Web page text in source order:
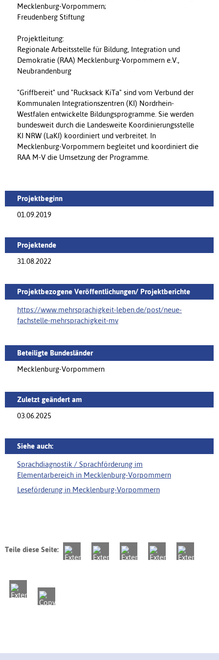
Mecklenburg-Vorpommern;
Freudenberg Stiftung
Projektleitung:
Regionale Arbeitsstelle für Bildung, Integration und
Demokratie (RAA) Mecklenburg-Vorpommern e.V.,
Neubrandenburg
"Griffbereit" und "Rucksack KiTa" sind vom Verbund der
Kommunalen Integrationszentren (KI) Nordrhein-
Westfalen entwickelte Bildungsprogramme. Sie werden
bundesweit durch die Landesweite Koordinierungsstelle
KI NRW (LaKI) koordiniert und verbreitet. In
Mecklenburg-Vorpommern begleitet und koordiniert die
RAA M-V die Umsetzung der Programme.
Projektbeginn
01.09.2019
Projektende
31.08.2022
Projektbezogene Veröffentlichungen/ Projektberichte
https://www.mehrsprachigkeit-leben.de/post/‌neue-
fachstelle-mehrsprachigkeit-mv
Beteiligte Bundesländer
Mecklenburg-Vorpommern
Zuletzt geändert am
03.06.2025
Siehe auch:
Sprachdiagnostik / Sprachförderung im
Elementarbereich in Mecklenburg-Vorpommern
Leseförderung in Mecklenburg-Vorpommern
Teile diese Seite: